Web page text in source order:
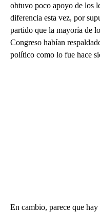
obtuvo poco apoyo de los
diferencia esta vez, por
partido que la mayoría de
Congreso habían
político como lo fue hace
En cambio, parece que